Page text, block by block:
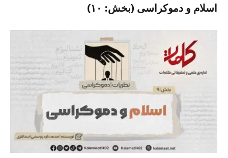
اسلام و دموکراسی (بخش: ۱۰)